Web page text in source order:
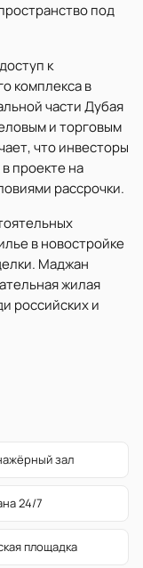
под
к
комплекса в
части Дубая
и торговым
что инвесторы
проекте на
рассрочки.
в новостройке
Маджан
жилая
российских и
зал
24/7
площадка